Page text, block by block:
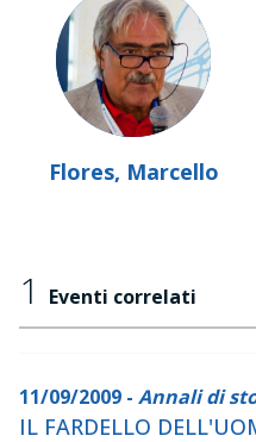
Flores, Marcello
1 Eventi correlati
11/09/2009 - Annali di
IL FARDELLO